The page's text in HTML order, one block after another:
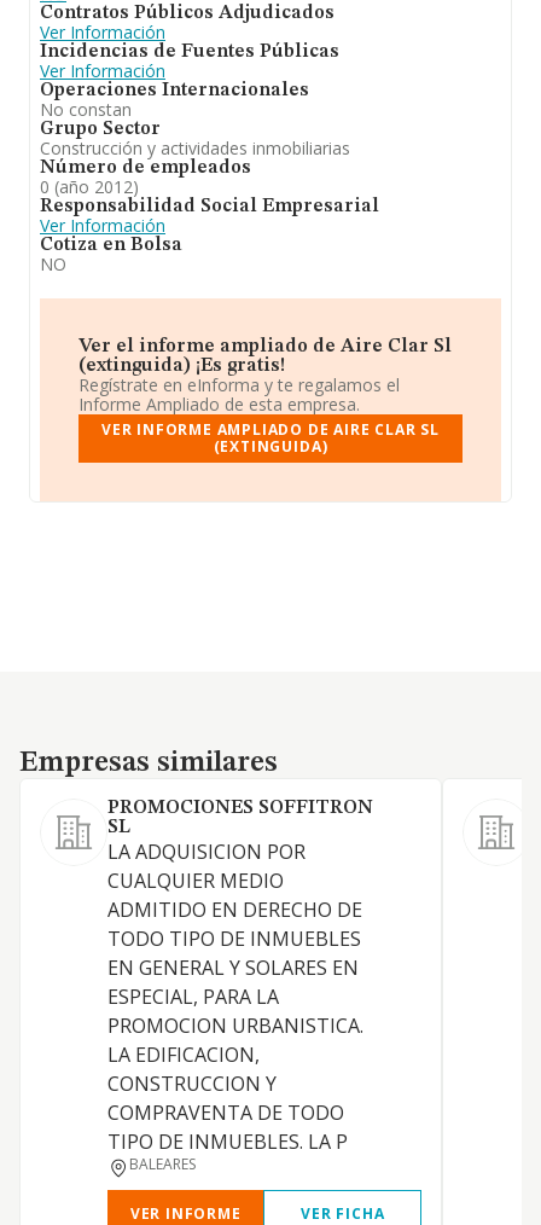
Contratos Públicos Adjudicados
Ver Información
Incidencias de Fuentes Públicas
Ver Información
Operaciones Internacionales
No constan
Grupo Sector
Construcción y actividades inmobiliarias
Número de empleados
0 (año 2012)
Responsabilidad Social Empresarial
Ver Información
Cotiza en Bolsa
NO
Ver el informe ampliado de Aire Clar Sl
(extinguida) ¡Es gratis!
Regístrate en eInforma y te regalamos el
Informe Ampliado de esta empresa.
VER INFORME AMPLIADO DE AIRE CLAR SL
(EXTINGUIDA)
Empresas similares
Empresas similares
PROMOCIONES SOFFITRON
SL
LA ADQUISICION POR
CUALQUIER MEDIO
ADMITIDO EN DERECHO DE
TODO TIPO DE INMUEBLES
EN GENERAL Y SOLARES EN
ESPECIAL, PARA LA
PROMOCION URBANISTICA.
LA EDIFICACION,
CONSTRUCCION Y
COMPRAVENTA DE TODO
TIPO DE INMUEBLES. LA P
BALEARES
VER INFORME VER FICHA